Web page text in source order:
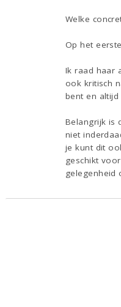
Welke
Op het
Ik raad haar
ook kritisch
bent en
Belangrijk is
niet
je kunt dit
geschikt
gelegenheid